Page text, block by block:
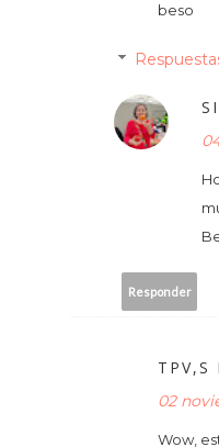
beso
Responder
TPV,S
02
Wow,